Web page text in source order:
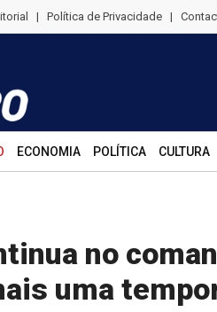
| Política de Privacidade |
ECONOMIA POLÍTICA CULTURA
no
uma